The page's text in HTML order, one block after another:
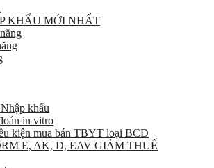
KHẨU MỚI NHẤT
khẩu
in vitro
kiện mua bán TBYT loại BCD
E, AK, D, EAV GIẢM THUẾ